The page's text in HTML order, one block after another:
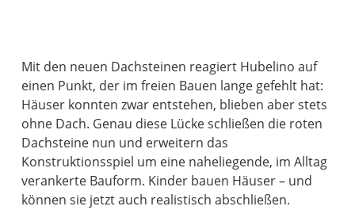
Mit den neuen Dachsteinen reagiert Hubelino auf
einen Punkt, der im freien Bauen lange gefehlt hat:
Häuser konnten zwar entstehen, blieben aber stets
ohne Dach. Genau diese Lücke schließen die roten
Dachsteine nun und erweitern das
Konstruktionsspiel um eine naheliegende, im Alltag
verankerte Bauform. Kinder bauen Häuser – und
können sie jetzt auch realistisch abschließen.